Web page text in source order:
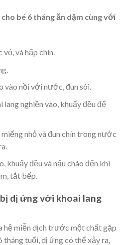
bé 6 tháng ăn dặm cùng với
vỏ, và hấp chín.
vào nồi với nước, đun sôi.
nghiền vào, khuấy đều để
nhỏ và đun chín trong nước
khuấy đều và nấu cháo đến khi
tắt bếp.
dị ứng với khoai lang
hệ miễn dịch trước một chất gặp
tuổi, dị ứng có thể xảy ra,